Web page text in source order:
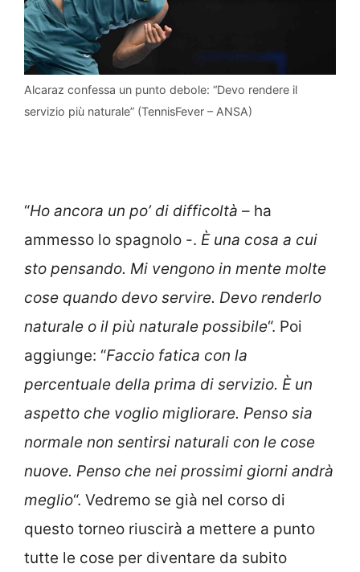
Alcaraz confessa un punto debole: “Devo rendere il
servizio più naturale” (TennisFever – ANSA)
“Ho ancora un po’ di difficoltà – ha
ammesso lo spagnolo -. È una cosa a cui
sto pensando. Mi vengono in mente molte
cose quando devo servire. Devo renderlo
naturale o il più naturale possibile“. Poi
aggiunge: “Faccio fatica con la
percentuale della prima di servizio. È un
aspetto che voglio migliorare. Penso sia
normale non sentirsi naturali con le cose
nuove. Penso che nei prossimi giorni andrà
meglio“. Vedremo se già nel corso di
questo torneo riuscirà a mettere a punto
tutte le cose per diventare da subito